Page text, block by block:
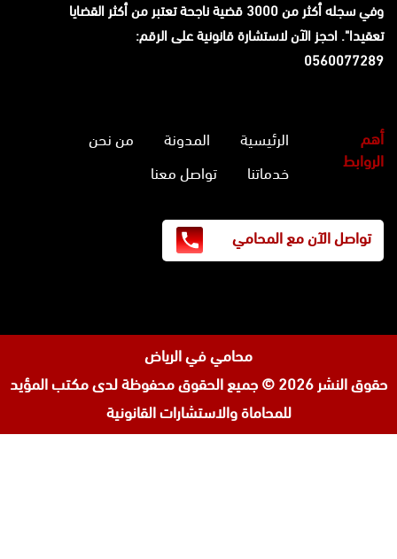
وفي سجله أكثر من 3000 قضية ناجحة تعتبر من أكثر القضايا
تعقيدا". احجز الآن لاستشارة قانونية على الرقم:
0560077289
أهم
الروابط
الرئيسية المدونة
من نحن
خدماتنا
تواصل معنا
تواصل الآن مع المحامي
محامي في الرياض
حقوق النشر 2026 © جميع الحقوق محفوظة لدى
مكتب المؤيد
للمحاماة والاستشارات القانونية